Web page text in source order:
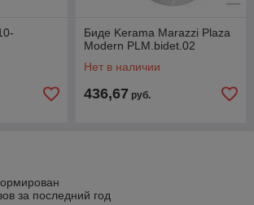
Биде Kerama Marazzi Plaza
Modern PLM.bidet.02
Нет в наличии
436,67 руб.
за последний год